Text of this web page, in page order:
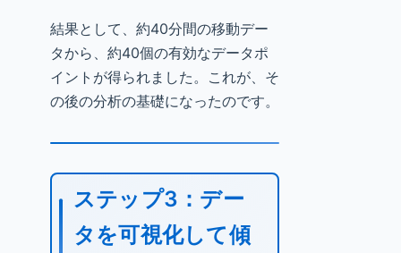
結果として、約40分間の移動デー
タから、約40個の有効なデータポ
イントが得られました。これが、そ
の後の分析の基礎になったのです。
ステップ3：デー
タを可視化して傾